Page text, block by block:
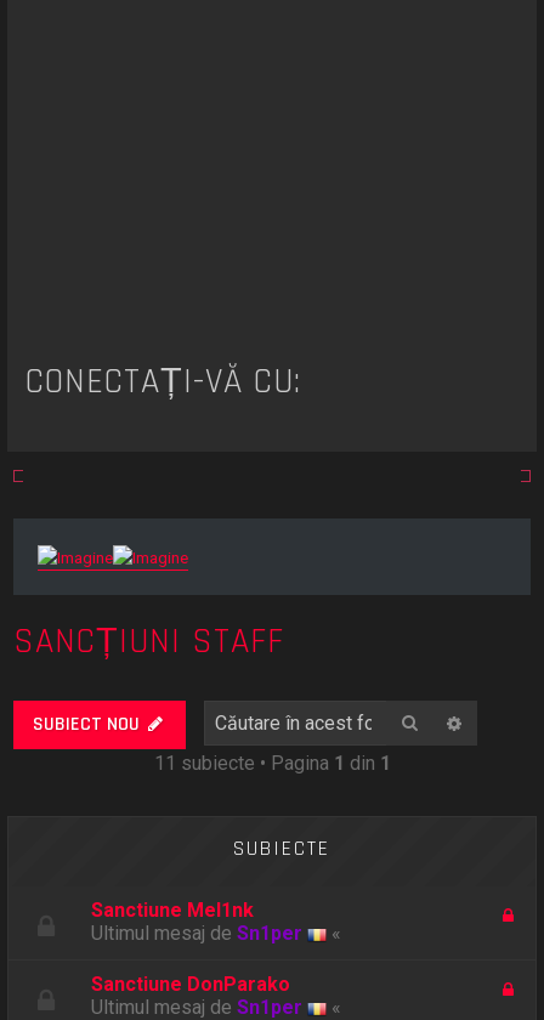
CONECTAȚI-VĂ CU:
SANCȚIUNI STAFF
SUBIECT NOU Căutare
11 subiecte • Pagina 1 din 1
SUBIECTE
Sanctiune Mel1nk
Ultimul mesaj deSn1per «
Sanctiune DonParako
Ultimul mesaj deSn1per «